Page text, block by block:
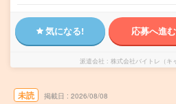
気になる! 応募へ進む
派遣会社 株式会社バイトレ（キ
未読 掲載日 2026/08/08